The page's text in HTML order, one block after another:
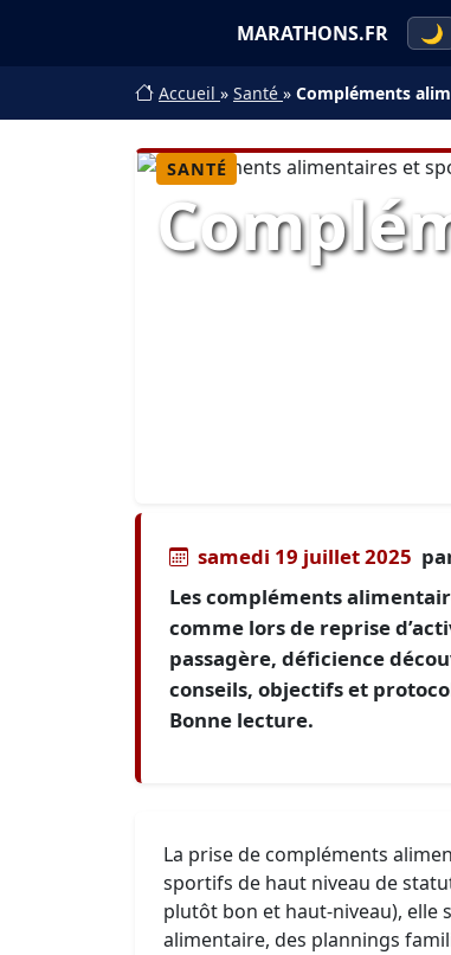
MARATHONS.FR 🌙
Accueil » Santé » Compléments
SANTÉ
samedi 19 juillet 2025
Les compléments
comme lors de reprise
passagère, déficience
conseils, objectifs et
Bonne lecture.
La prise de compléments
sportifs de haut niveau de
plutôt bon et haut-niveau), elle
alimentaire, des plannings